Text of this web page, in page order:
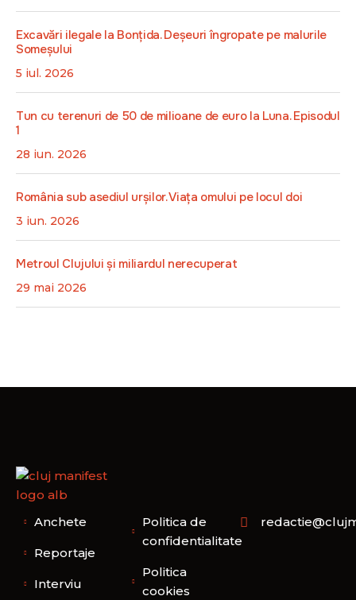
Excavări ilegale la Bonțida. Deșeuri îngropate pe malurile
Someșului
5 iul. 2026
Tun cu terenuri de 50 de milioane de euro la Luna. Episodul
1
28 iun. 2026
România sub asediul urșilor. Viața omului pe locul doi
3 iun. 2026
Metroul Clujului și miliardul nerecuperat
29 mai 2026
Anchete
Reportaje
Interviu
Politica de
confidentialitate
Politica
cookies